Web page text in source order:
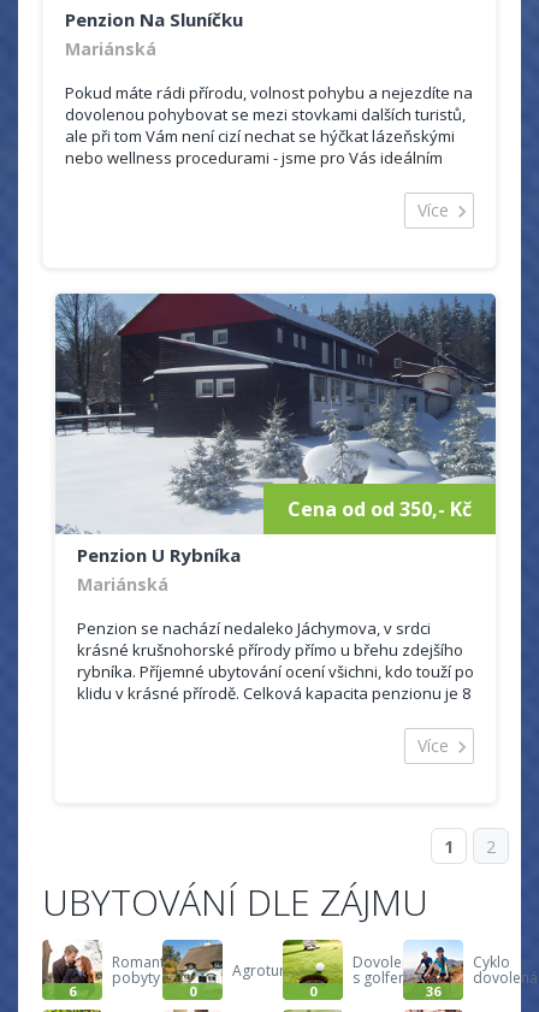
Penzion Na Sluníčku
Mariánská
Pokud máte rádi přírodu, volnost pohybu a nejezdíte na
dovolenou pohybovat se mezi stovkami dalších turistů,
ale při tom Vám není cizí nechat se hýčkat lázeňskými
nebo wellness procedurami - jsme pro Vás ideálním
Více
Cena od od 350,- Kč
Penzion U Rybníka
Mariánská
Penzion se nachází nedaleko Jáchymova, v srdci
krásné krušnohorské přírody přímo u břehu zdejšího
rybníka. Příjemné ubytování ocení všichni, kdo touží po
klidu v krásné přírodě. Celková kapacita penzionu je 8
Více
1 2
UBYTOVÁNÍ DLE ZÁJMU
6
Romantické
pobyty
0
Agroturistika
0
Dovolená
s golfem
36
Cyklo
dovolená